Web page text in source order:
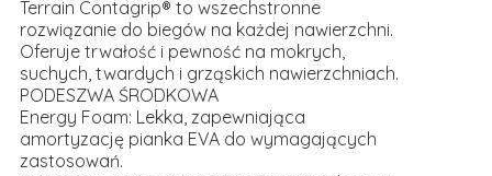
Terrain Contagrip® to wszechstronne
rozwiązanie do biegów na każdej nawierzchni.
Oferuje trwałość i pewność na mokrych,
suchych, twardych i grząskich nawierzchniach.
PODESZWA ŚRODKOWA
Energy Foam: Lekka, zapewniająca
amortyzację pianka EVA do wymagających
zastosowań.